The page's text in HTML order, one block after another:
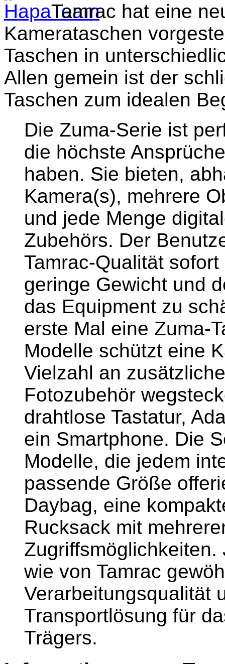
Tamrac hat eine
Kamerataschen
Taschen in
Allen gemein ist der
Taschen zum idealen
Die Zuma-Serie ist
die höchste
haben. Sie bieten,
Kamera(s), mehrere
und jede Menge
Zubehörs. Der
Tamrac-Qualität
geringe Gewicht und
das Equipment zu
erste Mal eine Zuma-
Modelle schützt eine
Vielzahl an
Fotozubehör
drahtlose Tastatur,
ein Smartphone. Die
Modelle, die jedem
passende Größe
Daybag, eine
Rucksack mit
wie von Tamrac
Verarbeitungsqualität
Transportlösung für
Trägers.